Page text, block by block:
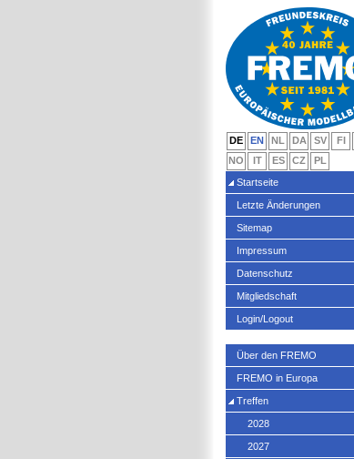
DE EN NL DA SV FI
NO
IT ES CZ
PL
Startseite
Letzte Änderungen
Sitemap
Impressum
Datenschutz
Mitgliedschaft
Login/Logout
Über den FREMO
FREMO in Europa
Treffen
2028
2027